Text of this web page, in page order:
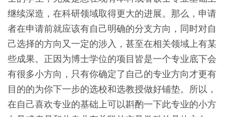
继续深造，在科研领域取得更大的进展。那么，申请
者在申请前就应该有自己明确的分支方向，同时对自
己选择的方向又一定的涉入，甚至在相关领域上有某
些成果。正因为博士学位的项目皆是一个专业底下会
有很多小方向，只有你确定了自己的专业方向才更有
目的的为你下一步的选校和选教授做好铺垫。所以，
在自己喜欢专业的基础上可以斟酌一下此专业的小方